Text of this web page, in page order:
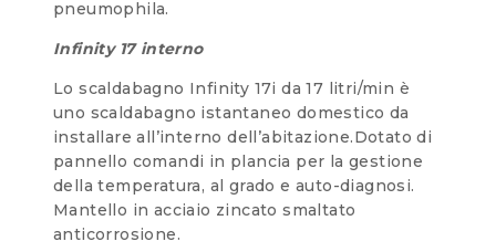
pneumophila.
Infinity 17 interno
Lo scaldabagno Infinity 17i da 17 litri/min è
uno scaldabagno istantaneo domestico da
installare all’interno dell’abitazione.Dotato di
pannello comandi in plancia per la gestione
della temperatura, al grado e auto-diagnosi.
Mantello in acciaio zincato smaltato
anticorrosione.